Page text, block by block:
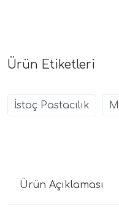
Ürün Etiketleri
İstoç Pastacılık
Ürün Açıklaması